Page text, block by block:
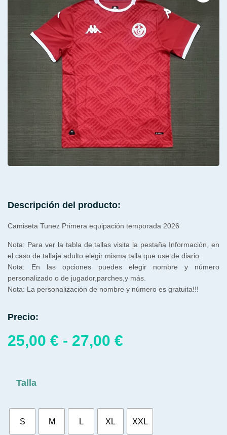
Descripción del producto:
Camiseta Tunez Primera equipación temporada 2026
Nota: Para ver la tabla de tallas visita la pestaña Información, en
el caso de tallaje adulto elegir misma talla que use de diario.
Nota: En las opciones puedes elegir nombre y número
personalizado o de jugador,parches,y más.
Nota: La personalización de nombre y número es gratuita!!!
Precio:
25,00 € - 27,00 €
Talla
S M L XL XXL